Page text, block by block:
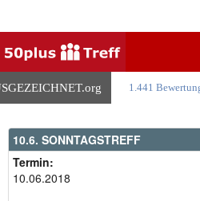
.org 1.441
10.6. SONNTAGSTREFF
Termin:
10.06.2018